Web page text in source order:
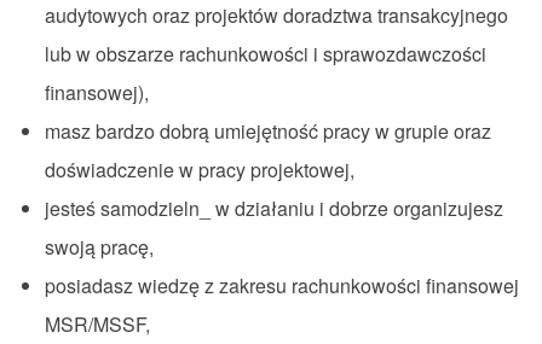
audytowych oraz projektówdoradztwatransakcyjnego
lubwobszarze rachunkowości i sprawozdawczości
finansowej),
maszbardzo dobrą umiejętność pracywgrupieoraz
doświadczeniew pracy projektowej,
jesteśsamodzieln wdziałaniu i dobrzeorganizujesz
swoją pracę,
posiadaszwiedzęzzakresu rachunkowości finansowej
MSR/MSSF,